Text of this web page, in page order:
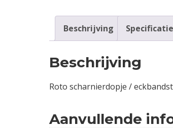
Beschrijving
Beschrijving
Roto scharnierdopje /
Aanvullende